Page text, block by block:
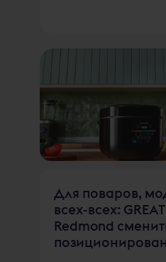
Для поваров,
всех-всех:
Redmond